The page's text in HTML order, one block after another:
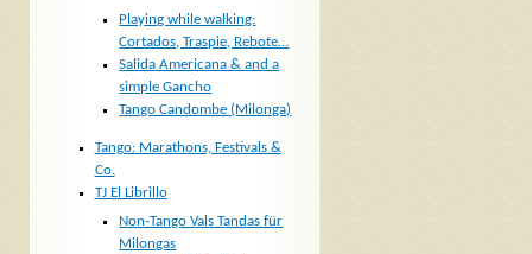
Playing while walking:
Cortados, Traspie, Rebote…
Salida Americana & and a
simple Gancho
Tango Candombe (Milonga)
Tango: Marathons, Festivals &
Co.
TJ El Librillo
Non-Tango Vals Tandas für
Milongas